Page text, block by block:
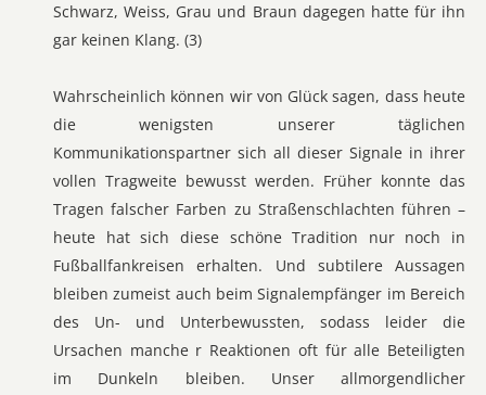
Schwarz, Weiss, Grau und Braun dagegen hatte für ihn
gar keinen Klang. (3)
Wahrscheinlich können wir von Glück sagen, dass heute
die wenigsten unserer täglichen
Kommunikationspartner sich all dieser Signale in ihrer
vollen Tragweite bewusst werden. Früher konnte das
Tragen falscher Farben zu Straßenschlachten führen –
heute hat sich diese schöne Tradition nur noch in
Fußballfankreisen erhalten. Und subtilere Aussagen
bleiben zumeist auch beim Signalempfänger im Bereich
des Un- und Unterbewussten, sodass leider die
Ursachen manche r Reaktionen oft für alle Beteiligten
im Dunkeln bleiben. Unser allmorgendlicher